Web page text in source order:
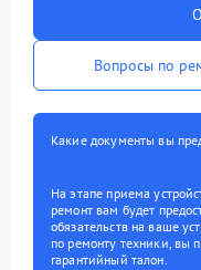
Вопросы по
Какие документы вы
На этапе приема
ремонт вам будет
обязательств на ваше
по ремонту техники, вы
гарантийный талон.